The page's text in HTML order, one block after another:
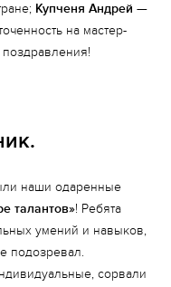
Купченя Андрей —
на мастер-
наши одаренные
талантов»! Ребята
умений и навыков,
подозревал.
сорвали